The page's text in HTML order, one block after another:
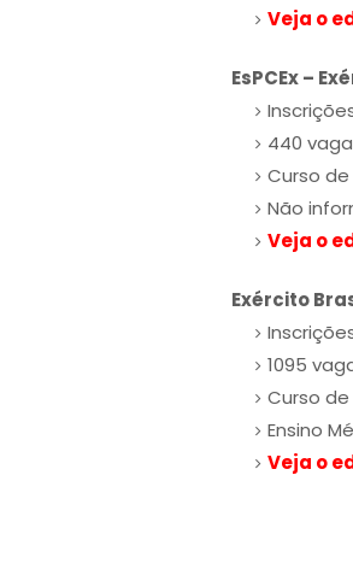
Veja o
EsPCEx –
440
Curso
Não
Veja o
Exército
1095
Curso
Ensino
Veja o